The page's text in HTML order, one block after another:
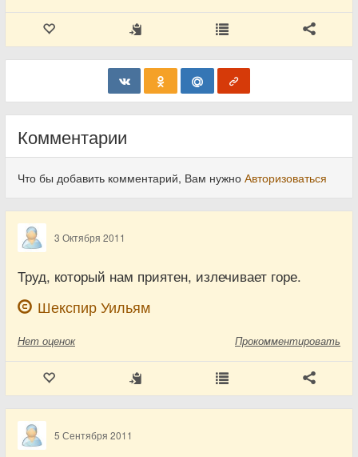
Комментарии
Что бы добавить комментарий, Вам нужно Авторизоваться
3 Октября 2011
Труд, который нам приятен, излечивает горе.
Шекспир Уильям
Нет оценок Прокомментировать
5 Сентября 2011